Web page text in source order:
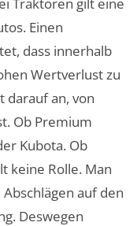
Einen
dass innerhalb
Wertverlust zu
darauf an, von
Ob Premium
Kubota. Ob
keine Rolle. Man
auf den
Deswegen